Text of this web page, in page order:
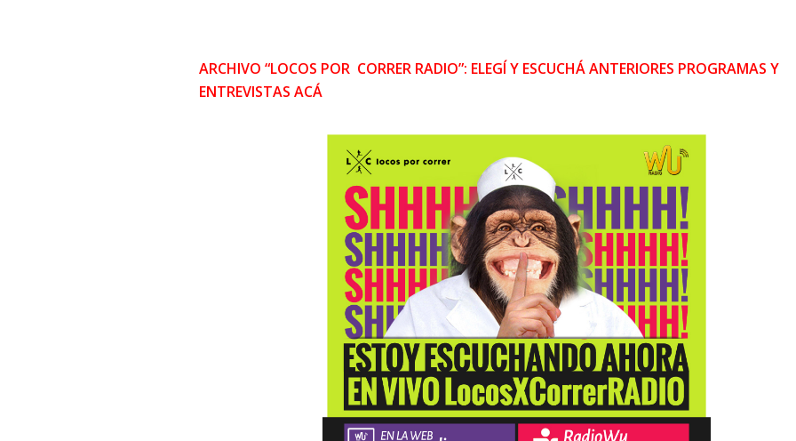
ARCHIVO “LOCOS POR CORRER RADIO”: ELEGÍ Y ESCUCHÁ ANTERIORES PROGRAMAS Y
ENTREVISTAS ACÁ